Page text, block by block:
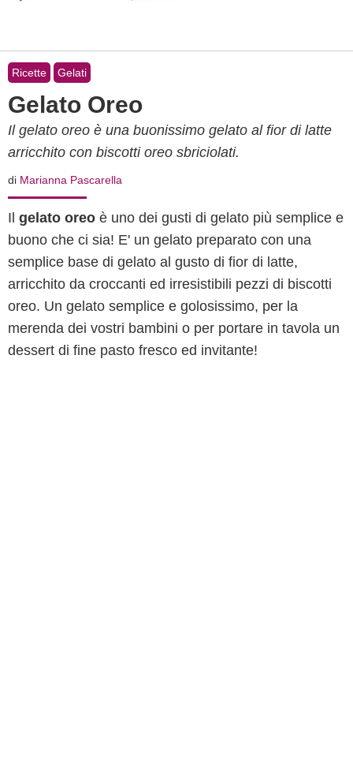
Ricette Gelati
Gelato Oreo
Il gelato oreo è una buonissimo gelato al fior di latte
arricchito con biscotti oreo sbriciolati.
di Marianna Pascarella
Il gelato oreo è uno dei gusti di gelato più semplice e
buono che ci sia! E' un gelato preparato con una
semplice base di gelato al gusto di fior di latte,
arricchito da croccanti ed irresistibili pezzi di biscotti
oreo. Un gelato semplice e golosissimo, per la
merenda dei vostri bambini o per portare in tavola un
dessert di fine pasto fresco ed invitante!